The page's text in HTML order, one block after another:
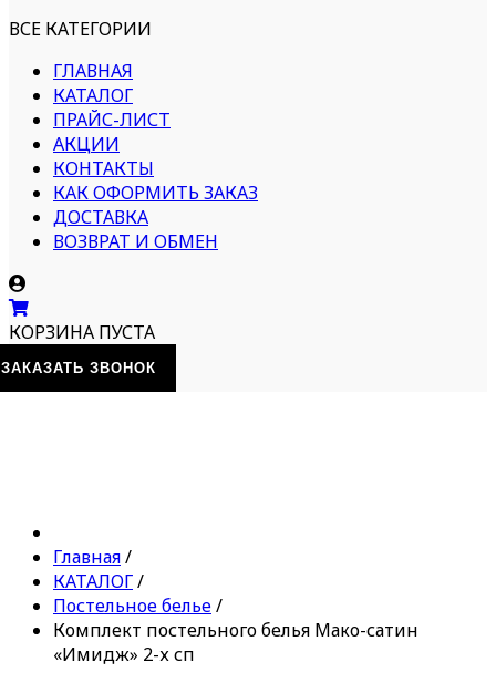
ВСЕ КАТЕГОРИИ
ГЛАВНАЯ
КАТАЛОГ
ПРАЙС-ЛИСТ
АКЦИИ
КОНТАКТЫ
КАК ОФОРМИТЬ ЗАКАЗ
ДОСТАВКА
ВОЗВРАТ И ОБМЕН
КОРЗИНА ПУСТА
ЗАКАЗАТЬ ЗВОНОК
Главная/
КАТАЛОГ/
Постельное белье/
Комплект постельного белья Мако-сатин
«Имидж» 2-х сп